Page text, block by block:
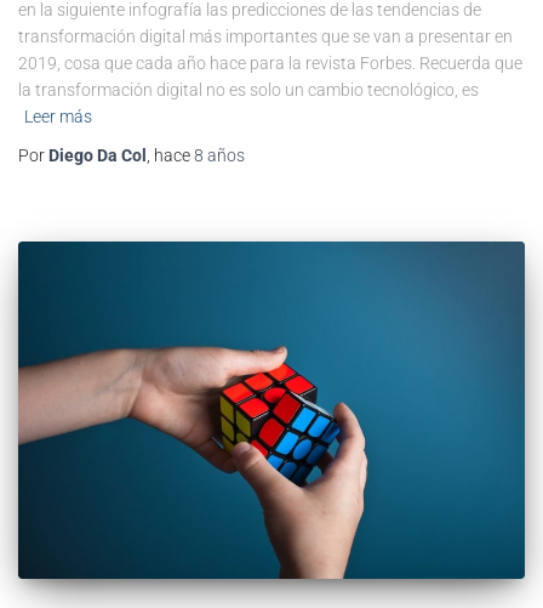
en la siguiente infografía las predicciones de las tendencias de
transformación digital más importantes que se van a presentar en
2019, cosa que cada año hace para la revista Forbes. Recuerda que
la transformación digital no es solo un cambio tecnológico, es
Leer más
Por Diego Da Col , hace8 años